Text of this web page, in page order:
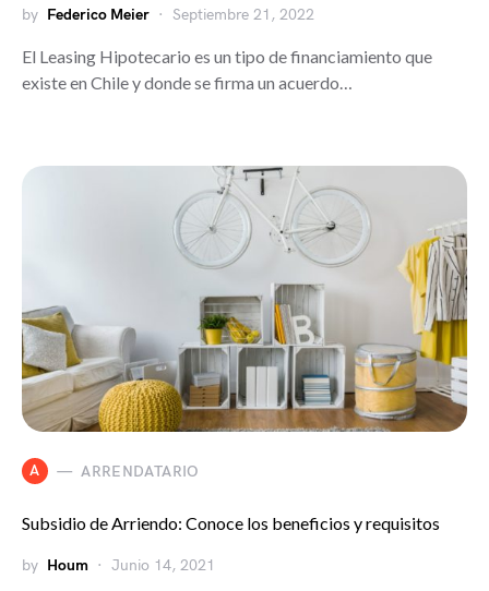
by Federico Meier Septiembre 21, 2022
El Leasing Hipotecario es un tipo de financiamiento que
existe en Chile y donde se firma un acuerdo…
A ARRENDATARIO
Subsidio de Arriendo: Conoce los beneficios y requisitos
by Houm Junio 14, 2021